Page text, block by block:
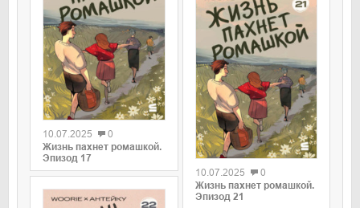
0
10.07.2025
0
Жизнь пахнет ромашкой.
Эпизод 17
0
10.07.2025
0
Жизнь пахнет ромашкой.
Эпизод 21